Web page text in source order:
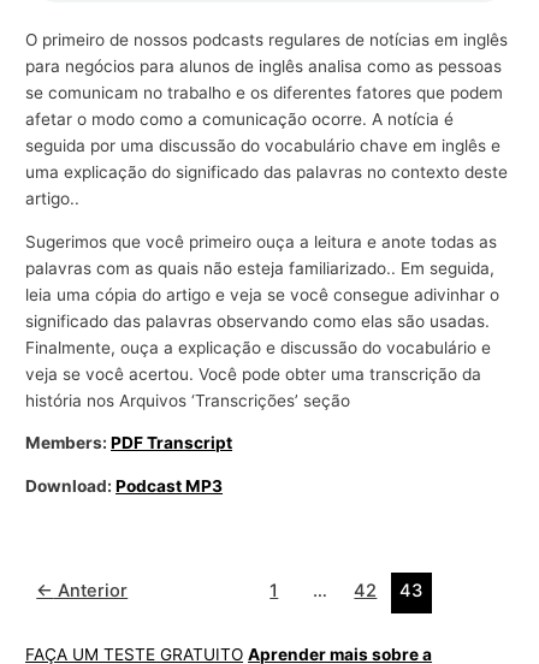
O primeiro de nossos podcasts regulares de notícias em inglês
para negócios para alunos de inglês analisa como as pessoas
se comunicam no trabalho e os diferentes fatores que podem
afetar o modo como a comunicação ocorre. A notícia é
seguida por uma discussão do vocabulário chave em inglês e
uma explicação do significado das palavras no contexto deste
artigo..
Sugerimos que você primeiro ouça a leitura e anote todas as
palavras com as quais não esteja familiarizado.. Em seguida,
leia uma cópia do artigo e veja se você consegue adivinhar o
significado das palavras observando como elas são usadas.
Finalmente, ouça a explicação e discussão do vocabulário e
veja se você acertou. Você pode obter uma transcrição da
história nos Arquivos ‘Transcrições’ seção
Members:PDF Transcript
Download:Podcast MP3
← Anterior 1 … 42 43
FAÇA UM TESTE GRATUITO Aprender mais sobre a